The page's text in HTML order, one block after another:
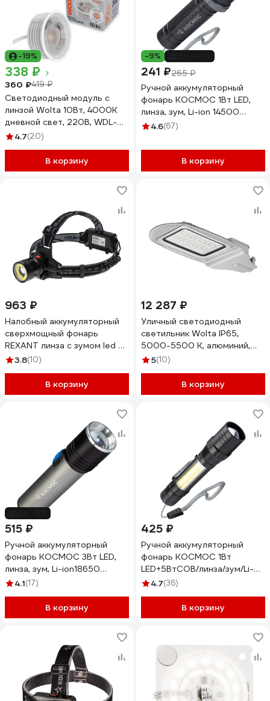
-19%
338 ₽
360 ₽419 ₽
Светодиодный модуль с
линзой Wolta 10Вт, 4000K
дневной свет, 220В, WDL-
MR16-220V10W4K-LC
4.7(20)
В корзину
-9%
241 ₽265 ₽
Ручной аккумуляторный
фонарь КОСМОС 1Вт LED,
линза, зум, Li-ion 14500
450mAh, ABS-пластик, USB-
4.6(67)
В корзину
963 ₽
Налобный аккумуляторный
сверхмощный фонарь
REXANT линза с зумом led 8
Вт + cob 8 вт 2x18650 75-
3.8(10)
В корзину
12 287 ₽
Уличный светодиодный
светильник Wolta IP65,
5000-5500 К, алюминий,
линза STL-100W01
5(10)
В корзину
515 ₽
Ручной аккумуляторный
фонарь КОСМОС 3Вт LED,
линза, зум, Li-ion18650
1200mAh, анодированный
4.1(17)
В корзину
425 ₽
Ручной аккумуляторный
фонарь КОСМОС 1Вт
LED+5ВтCOB/линза/зум/Li-
ion 18650 1000mAh/ABS-
4.7(36)
В корзину